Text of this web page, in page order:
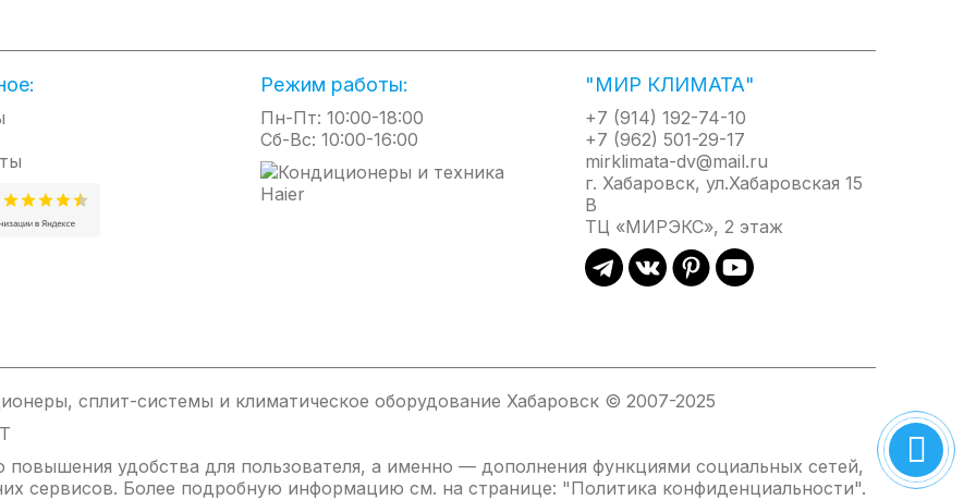
Режим работы:
Пн-Пт: 10:00-18:00
Сб-Вс: 10:00-16:00
"МИР КЛИМАТА"
+7 (914) 192-74-10
+7 (962) 501-29-17
mirklimata-dv@mail.ru
г. Хабаровск, ул.Хабаровская 15
В
ТЦ «МИРЭКС», 2 этаж
сплит-системы и климатическое оборудование Хабаровск © 2007-2025
повышения удобства для пользователя, а именно — дополнения функциями социальных сетей,
сервисов. Более подробную информацию см. на странице: "Политика конфиденциальности".